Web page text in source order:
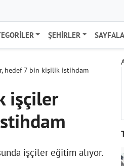
ŞEHIRLER
hedef 7 bin kişilik istihdam
işçiler
işçiler eğitim alıyor.